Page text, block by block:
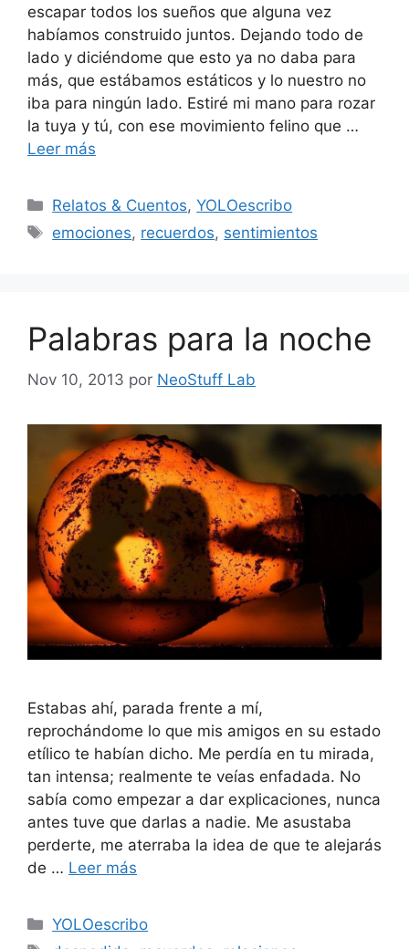
escapar todos los sueños que alguna vez
habíamos construido juntos. Dejando todo de
lado y diciéndome que esto ya no daba para
más, que estábamos estáticos y lo nuestro no
iba para ningún lado. Estiré mi mano para rozar
la tuya y tú, con ese movimiento felino que …
Leer más
Categorías
Relatos & Cuentos,YOLOescribo
Etiquetas
emociones, recuerdos, sentimientos
Palabras para la noche
Nov 10, 2013 por NeoStuff Lab
Estabas ahí, parada frente a mí,
reprochándome lo que mis amigos en su estado
etílico te habían dicho. Me perdía en tu mirada,
tan intensa; realmente te veías enfadada. No
sabía como empezar a dar explicaciones, nunca
antes tuve que darlas a nadie. Me asustaba
perderte, me aterraba la idea de que te alejarás
de … Leer más
Categorías
YOLOescribo